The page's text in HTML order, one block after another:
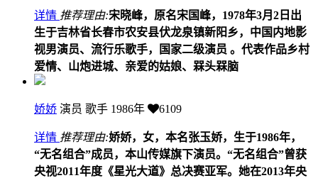
详情 推荐理由:宋晓峰，原名宋国峰，1978年3月2日出
生于吉林省长春市农安县伏龙泉镇新阳乡，中国内地影
视男演员、流行乐歌手，国家二级演员 。代表作品乡村
爱情、山炮进城、亲爱的姑娘、槑头槑脑
娇娇 演员 歌手 1986年 6109
详情 推荐理由:娇娇，女，本名张玉娇，生于1986年，
“无名组合”成员，本山传媒旗下演员。“无名组合”曾获
央视2011年度《星光大道》总决赛亚军。她在2013年央